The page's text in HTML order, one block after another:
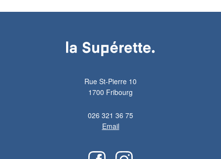
Rue St-Pierre 10
1700 Fribourg
026 321 36 75
Email